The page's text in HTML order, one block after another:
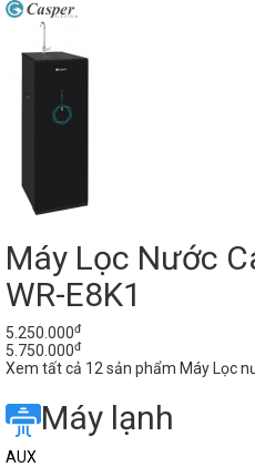
Máy Lọc Nước
WR-E8K1
5.250.000đ
5.750.000đ
Xem tất cả 12 sản phẩm Máy Lọc
Máy lạnh
AUX